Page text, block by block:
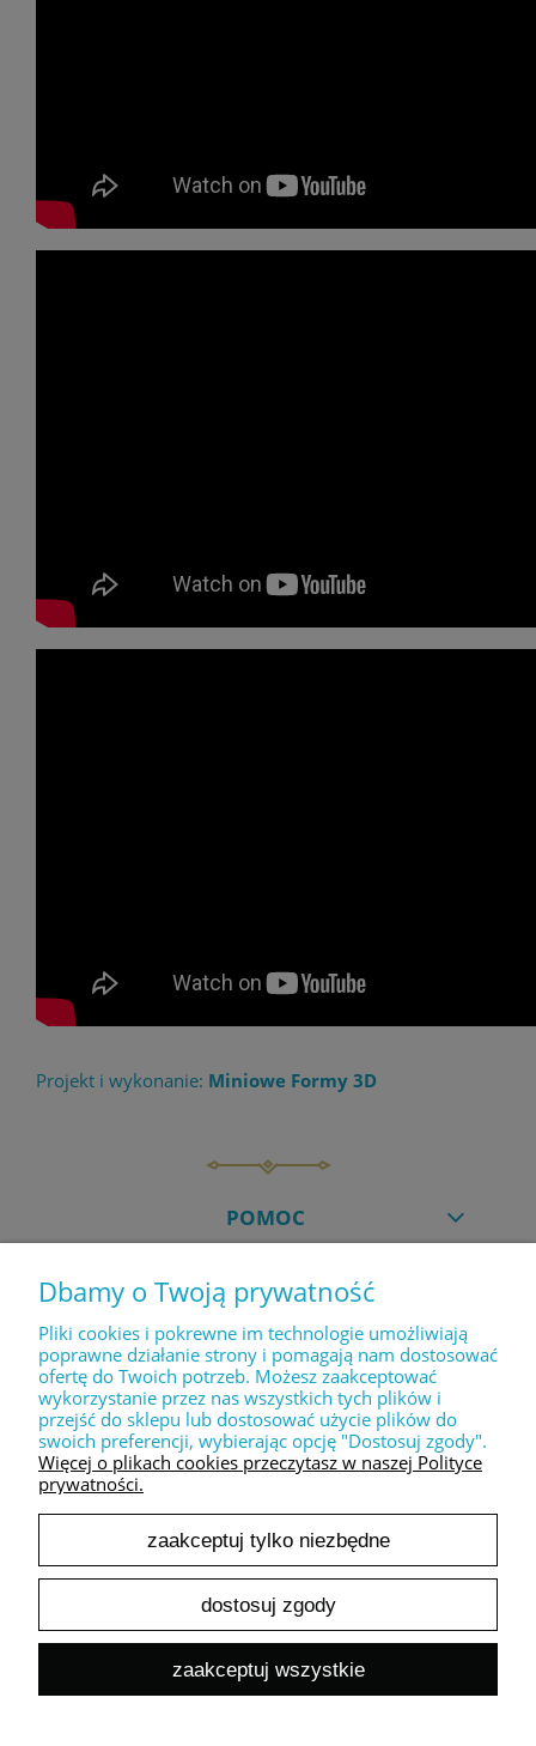
Projekt i wykonanie: Miniowe Formy 3D
POMOC
MOJE KONTO
PŁATNOŚCI I DOSTAWA
INFORMACJE
O NAS
pokaż pełną wersję strony
Sklep internetowy Shoper.pl
Dbamy o Twoją prywatność
Pliki cookies i pokrewne im technologie umożliwiają
poprawne działanie strony i pomagają nam dostosować
ofertę do Twoich potrzeb. Możesz zaakceptować
wykorzystanie przez nas wszystkich tych plików i
przejść do sklepu lub dostosować użycie plików do
swoich preferencji, wybierając opcję "Dostosuj zgody".
Więcej o plikach cookies przeczytasz w naszej Polityce
prywatności.
zaakceptuj tylko niezbędne
dostosuj zgody
zaakceptuj wszystkie